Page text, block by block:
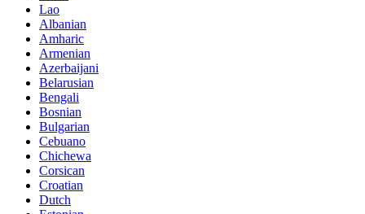
Lao
Albanian
Amharic
Armenian
Azerbaijani
Belarusian
Bengali
Bosnian
Bulgarian
Cebuano
Chichewa
Corsican
Croatian
Dutch